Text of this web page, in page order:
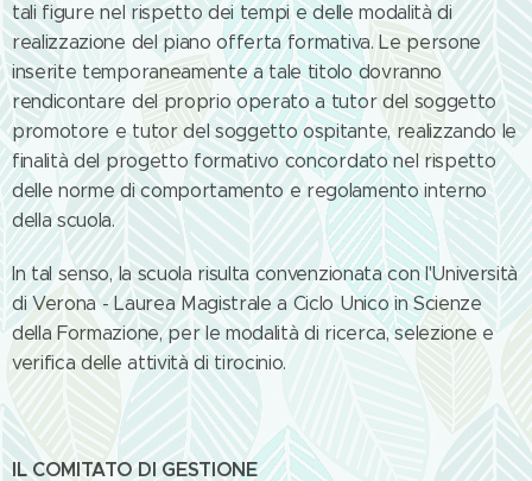
tali figure nel rispetto dei tempi e delle modalità di
realizzazione del piano offerta formativa. Le persone
inserite temporaneamente a tale titolo dovranno
rendicontare del proprio operato a tutor del soggetto
promotore e tutor del soggetto ospitante, realizzando le
finalità del progetto formativo concordato nel rispetto
delle norme di comportamento e regolamento interno
della scuola.
In tal senso, la scuola risulta convenzionata con l'Università
di Verona - Laurea Magistrale a Ciclo Unico in Scienze
della Formazione, per le modalità di ricerca, selezione e
verifica delle attività di tirocinio.
IL COMITATO DI GESTIONE